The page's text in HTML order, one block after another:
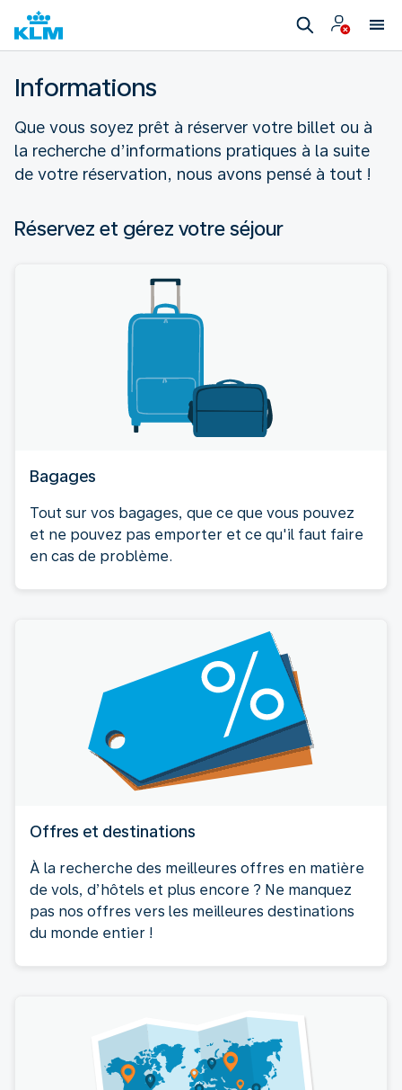
Informations
Que vous soyez prêt à réserver votre billet ou à
la recherche d’informations pratiques à la suite
de votre réservation, nous avons pensé à tout !
Réservez et gérez votre séjour
Bagages
Tout sur vos bagages, que ce que vous pouvez
et ne pouvez pas emporter et ce qu'il faut faire
en cas de problème.
Offres et destinations
À la recherche des meilleures offres en matière
de vols, d’hôtels et plus encore ? Ne manquez
pas nos offres vers les meilleures destinations
du monde entier !